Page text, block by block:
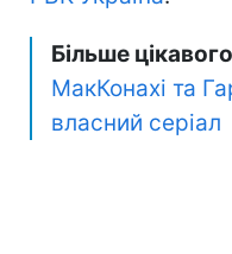
Більше
МакКонахі та
власний серіал